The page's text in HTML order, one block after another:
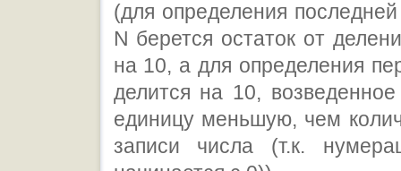
(для определения
N берется остаток от
на 10, а для определения
делится на 10,
единицу меньшую, чем
записи числа (т.к.